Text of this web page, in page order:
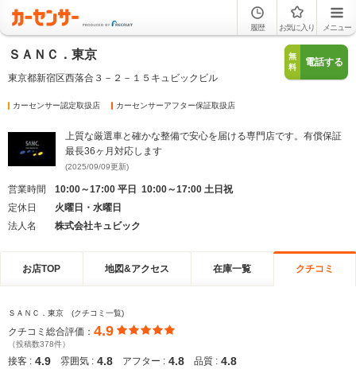
履歴 お気に入り メニュー
ＳＡＮＣ．東京
東京都新宿区西落合３－２－１５キュビックビル
無
料
電話する
カーセンサー認定取扱店 カーセンサーアフター保証取扱店
上質な厳選車と確かな整備で安心を届ける専門店です。有償保証
最長36ヶ月対応します
(2025/09/09更新)
営業時間
10:00～17:00 平日 10:00～17:00 土日祝
定休日
火曜日・水曜日
法人名
株式会社キュビック
お店TOP 地図&アクセス 在庫一覧 クチコミ
ＳＡＮＣ．東京 (クチコミ一覧)
クチコミ総合評価： 4.9
（投稿数378件）
接客 : 4.9 雰囲気 : 4.8 アフター : 4.8 品質 : 4.8